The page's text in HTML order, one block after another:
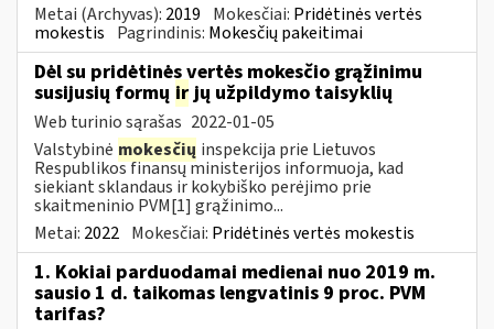
Metai (Archyvas): 2019 Mokesčiai: Pridėtinės vertės
mokestis Pagrindinis: Mokesčių pakeitimai
Dėl su pridėtinės vertės mokesčio grąžinimu
susijusių formų irjų užpildymo taisyklių
Web turinio sąrašas 2022-01-05
Valstybinė mokesčių inspekcija prie Lietuvos
Respublikos finansų ministerijos informuoja, kad
siekiant sklandaus ir kokybiško perėjimo prie
skaitmeninio PVM[1] grąžinimo...
Metai: 2022 Mokesčiai: Pridėtinės vertės mokestis
1. Kokiai parduodamai medienai nuo 2019 m.
sausio 1 d. taikomas lengvatinis 9 proc. PVM
tarifas?